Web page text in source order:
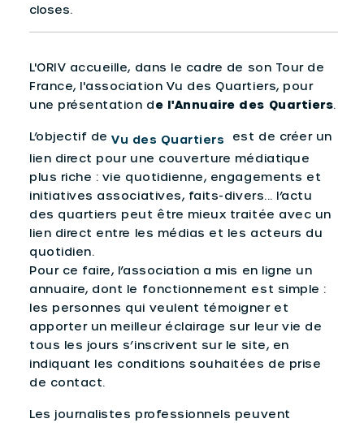
closes.
L'ORIV accueille, dans le cadre de son Tour de
France, l'association Vu des Quartiers, pour
une présentation de l'Annuaire des Quartiers.
L’objectif deVu des Quartiers
est de créer un
lien direct pour une couverture médiatique
plus riche : vie quotidienne, engagements et
initiatives associatives, faits-divers... l’actu
des quartiers peut être mieux traitée avec un
lien direct entre les médias et les acteurs du
quotidien.
Pour ce faire, l’association a mis en ligne un
annuaire, dont le fonctionnement est simple :
les personnes qui veulent témoigner et
apporter un meilleur éclairage sur leur vie de
tous les jours s’inscrivent sur le site, en
indiquant les conditions souhaitées de prise
de contact.
Les journalistes professionnels peuvent